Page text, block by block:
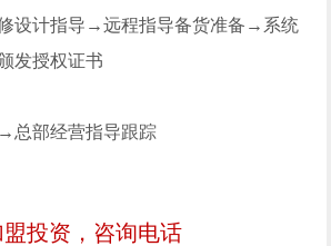
设计指导→远程指导备货准备→系统
发授权证书
总部经营指导跟踪
盟投资，咨询电话